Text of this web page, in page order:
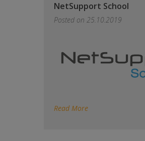
NetSupport School
Posted on 25.10.2019
Read More